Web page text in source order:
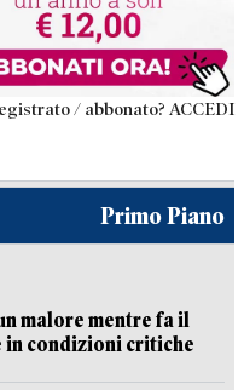
/ abbonato? ACCEDI
Primo Piano
malore mentre fa il
in condizioni critiche